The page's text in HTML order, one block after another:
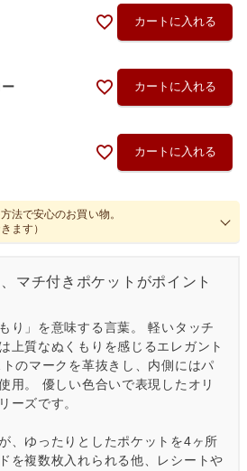
カートに入れる
カートに入れる
カートに入れる
法で安心のお買い物。
ます）
マチ付きポケットがポイント
り」を意味する言葉。 軽いタッチ
上質なぬくもりを感じるエレガント
のマークを革抜きし、内側にはパ
用。 優しい色合いで表現したオリ
ーズです。
、ゆったりとしたポケットを4ヶ所
を複数枚入れられる他、レシートや